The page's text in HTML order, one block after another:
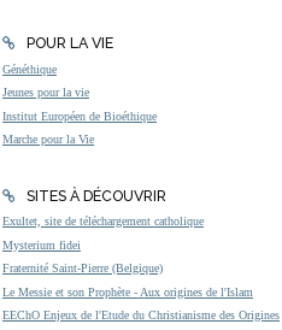
POUR LA VIE
Généthique
Jeunes pour la vie
Institut Européen de Bioéthique
Marche pour la Vie
SITES À DÉCOUVRIR
Exultet, site de téléchargement catholique
Mysterium fidei
Fraternité Saint-Pierre (Belgique)
Le Messie et son Prophète - Aux origines de l'Islam
EEChO Enjeux de l'Etude du Christianisme des Origines